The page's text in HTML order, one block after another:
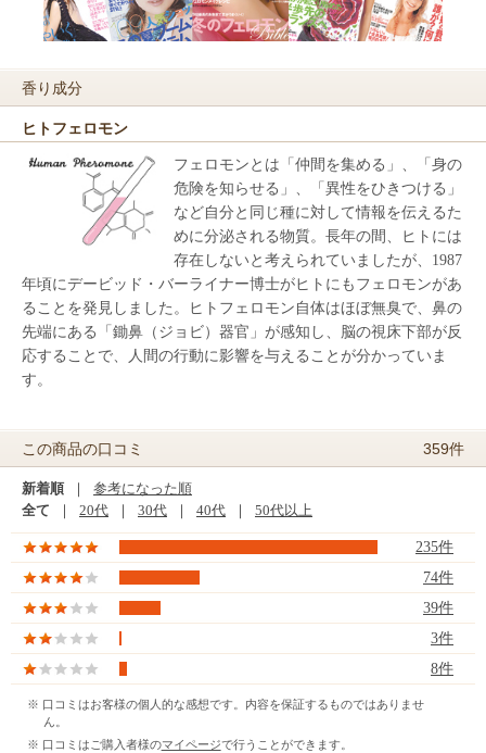
香り成分
ヒトフェロモン
フェロモンとは「仲間を集める」、「身の
危険を知らせる」、「異性をひきつける」
など自分と同じ種に対して情報を伝えるた
めに分泌される物質。長年の間、ヒトには
存在しないと考えられていましたが、1987
年頃にデービッド・バーライナー博士がヒトにもフェロモンがあ
ることを発見しました。ヒトフェロモン自体はほぼ無臭で、鼻の
先端にある「鋤鼻（ジョビ）器官」が感知し、脳の視床下部が反
応することで、人間の行動に影響を与えることが分かっていま
す。
この商品の口コミ 359件
新着順｜ 参考になった順
全て ｜ 20代 ｜ 30代 ｜ 40代 ｜ 50代以上
235件
74件
39件
3件
8件
※ 口コミはお客様の個人的な感想です。内容を保証するものではありませ
ん。
※ 口コミはご購入者様のマイページで行うことができます。